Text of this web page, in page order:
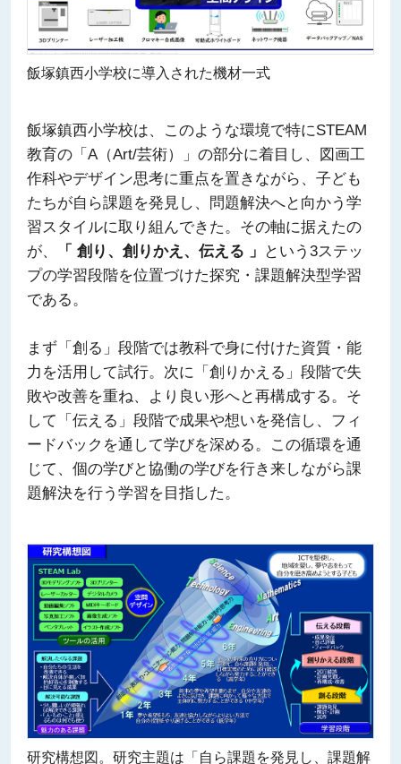
飯塚鎮西小学校に導入された機材一式
飯塚鎮西小学校は、このような環境で特にSTEAM
教育の「A（Art/芸術）」の部分に着目し、図画工
作科やデザイン思考に重点を置きながら、子ども
たちが自ら課題を発見し、問題解決へと向かう学
習スタイルに取り組んできた。その軸に据えたの
が、
「 創り、創りかえ、伝える 」
という3ステッ
プの学習段階を位置づけた探究・課題解決型学習
である。
まず「創る」段階では教科で身に付けた資質・能
力を活用して試行。次に「創りかえる」段階で失
敗や改善を重ね、より良い形へと再構成する。そ
して「伝える」段階で成果や想いを発信し、フィ
ードバックを通して学びを深める。この循環を通
じて、個の学びと協働の学びを行き来しながら課
題解決を行う学習を目指した。
研究構想図。研究主題は「自ら課題を発見し、課題解